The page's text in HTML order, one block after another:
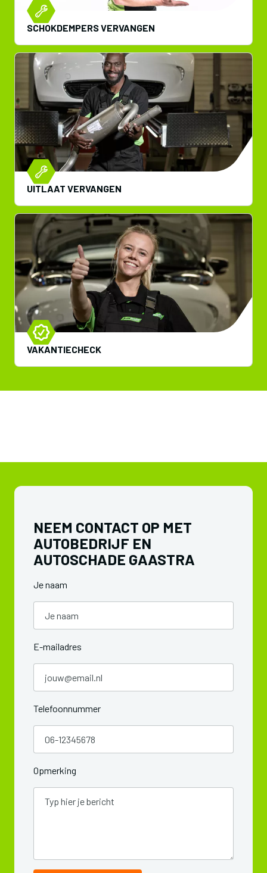
SCHOKDEMPERS VERVANGEN
UITLAAT VERVANGEN
VAKANTIECHECK
NEEM CONTACT OP MET
AUTOBEDRIJF EN
AUTOSCHADE GAASTRA
Je naam
E-mailadres
Telefoonnummer
Opmerking